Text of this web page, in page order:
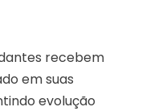
recebem
em suas
evolução